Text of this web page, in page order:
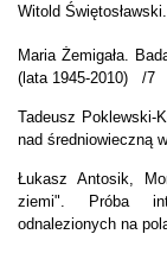
Witold
Maria Żemigała.
(lata 1945-2010) /7
Tadeusz Poklewski-
nad średniowieczną
Łukasz Antosik,
ziemi". Próba
odnalezionych na